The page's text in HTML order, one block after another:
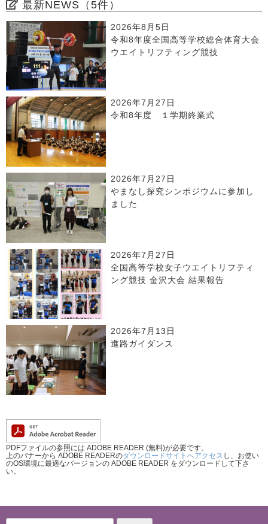
最新NEWS（5件）
2026年8月5日
令和8年度全国高等学校総合体育大会
ウエイトリフティング競技
2026年7月27日
令和8年度 １学期終業式
2026年7月27日
やまなし探究シンポジウムに参加し
ました
2026年7月27日
全国高等学校女子ウエイトリフティ
ング競技 金沢大会 結果報告
2026年7月13日
進路ガイダンス
PDFファイルの参照には ADOBE READER (無料)が必要です。
上のバナーから ADOBE READERのダウンロードサイトへアクセス し、お使い
のOS環境に最適なバージョンの ADOBE READER をダウンロードして下さ
い。